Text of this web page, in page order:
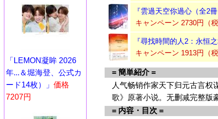
「LEMON凝眸 2026
年...＆堀海登、公式カ
ード14枚）」 価格
7207円
『雲過天空你過心（全2
キャンペーン 2730円（
『尋找時間的人2：永恒
キャンペーン 1913円（
= 簡単紹介 =
人气畅销作家天下归元古言权
歌》原著小说。无删减完整版
= 内容・目次 =